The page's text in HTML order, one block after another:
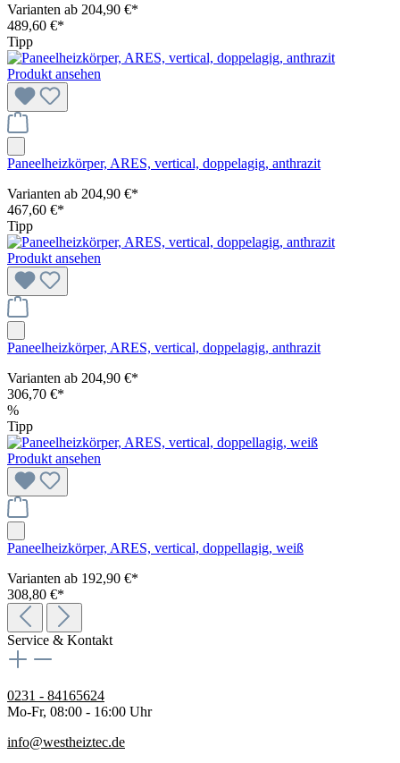
Varianten ab 204,90 €*
489,60 €*
Tipp
Produkt ansehen
Paneelheizkörper, ARES, vertical, doppelagig, anthrazit
Varianten ab 204,90 €*
467,60 €*
Tipp
Produkt ansehen
Paneelheizkörper, ARES, vertical, doppelagig, anthrazit
Varianten ab 204,90 €*
306,70 €*
%
Tipp
Produkt ansehen
Paneelheizkörper, ARES, vertical, doppellagig, weiß
Varianten ab 192,90 €*
308,80 €*
Service & Kontakt
0231 - 84165624
Mo-Fr, 08:00 - 16:00 Uhr
info@westheiztec.de